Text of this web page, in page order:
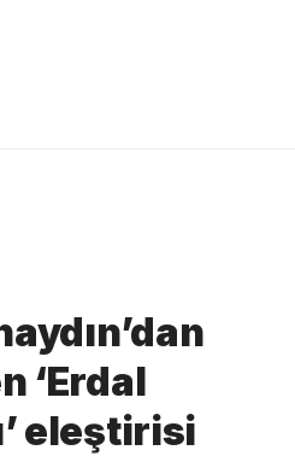
‘Erdal
eleştirisi